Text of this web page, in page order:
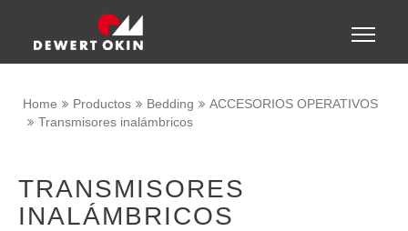
Toggle
Home Productos Bedding
ACCESORIOS OPERATIVOS
Transmisores inalámbricos
TRANSMISORES
INALÁMBRICOS